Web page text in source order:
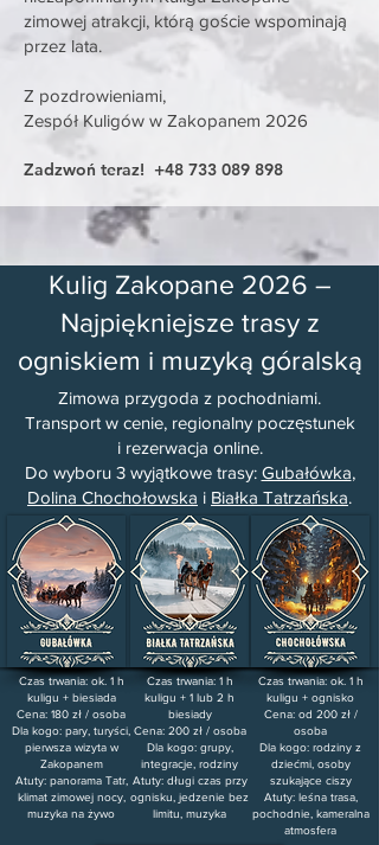
zimowej atrakcji, którą goście wspominają
przez lata.
Z pozdrowieniami,
Zespół Kuligów w Zakopanem 2026
Zadzwoń teraz! +48 733 089 898
Kulig Zakopane 2026 –
Najpiękniejsze trasy z
ogniskiem i muzyką góralską
Zimowa przygoda z pochodniami.
Transport w cenie, regionalny poczęstunek
i rezerwacja online.
Do wyboru 3 wyjątkowe trasy: Gubałówka,
Dolina Chochołowska i Białka Tatrzańska.
Czas trwania: ok. 1 h
kuligu + biesiada
Cena: 180 zł / osoba
Dla kogo: pary, turyści,
pierwsza wizyta w
Zakopanem
Atuty: panorama Tatr,
klimat zimowej nocy,
muzyka na żywo
Czas trwania: 1 h
kuligu + 1 lub 2 h
biesiady
Cena: 200 zł / osoba
Dla kogo: grupy,
integracje, rodziny
Atuty: długi czas przy
ognisku, jedzenie bez
limitu, muzyka
Czas trwania: ok. 1 h
kuligu + ognisko
Cena: od 200 zł /
osoba
Dla kogo: rodziny z
dziećmi, osoby
szukające ciszy
Atuty: leśna trasa,
pochodnie, kameralna
atmosfera